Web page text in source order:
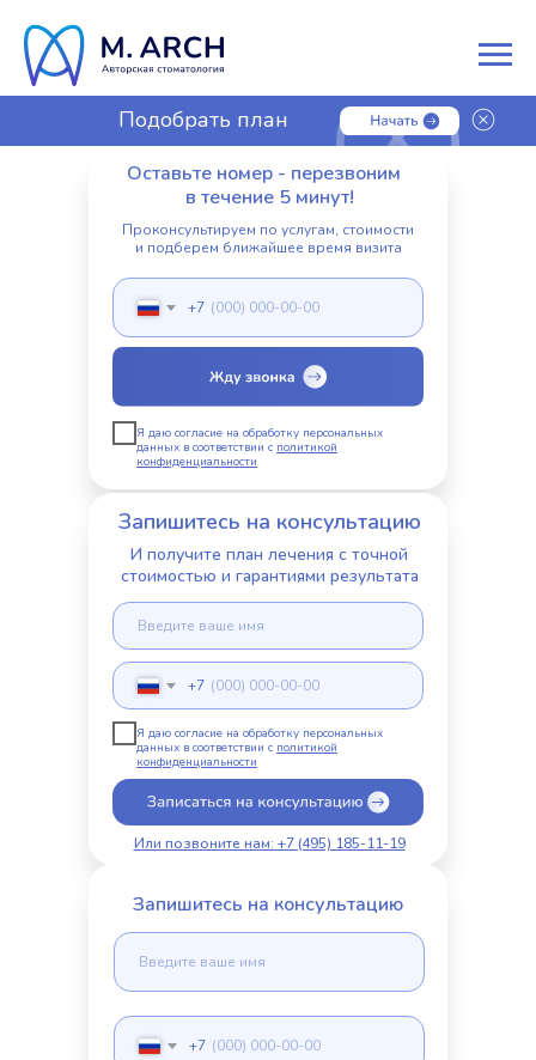
Подобрать план
лечения
Оставьте номер - перезвоним
в течение 5 минут!
Проконсультируем по услугам, стоимости
и подберем ближайшее время визита
+7
Я даю согласие на обработку персональных
данных в соответствии с политикой
конфиденциальности
Запишитесь на консультацию
И получите план лечения с точной
стоимостью и гарантиями результата
Или позвоните нам: +7 (495) 185-11-19
+7
Я даю согласие на обработку персональных
данных в соответствии с политикой
конфиденциальности
Запишитесь на консультацию
+7